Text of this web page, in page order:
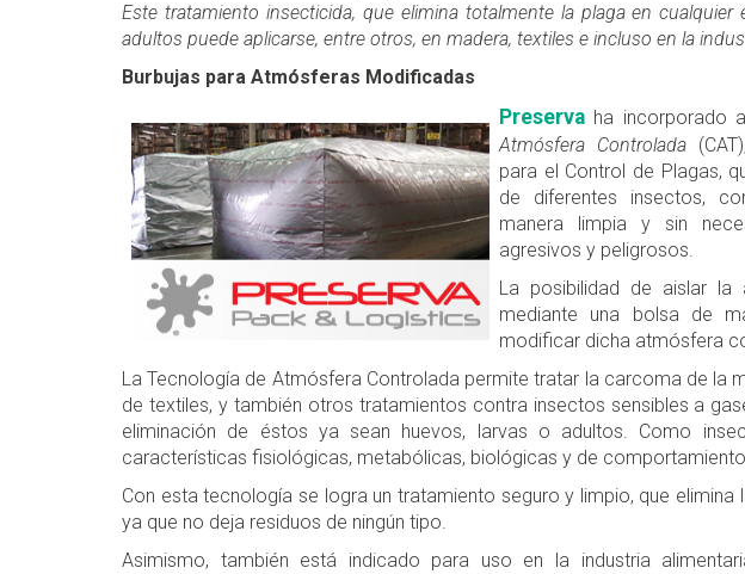
Este tratamiento insecticida, que elimina totalmente la plaga en cualquier
adultos puede aplicarse, entre otros, en madera, textiles e incluso en la
Burbujas para Atmósferas Modificadas
Preserva ha incorporado
Atmósfera Controlada
para el Control de Plagas,
de diferentes insectos,
manera limpia y sin
agresivos y peligrosos.
La posibilidad de aislar
mediante una bolsa de
modificar dicha atmósfera
La Tecnología de Atmósfera Controlada permite tratar la carcoma de la
de textiles, y también otros tratamientos contra insectos sensibles a
eliminación de éstos ya sean huevos, larvas o adultos. Como
características fisiológicas, metabólicas, biológicas y de
Con esta tecnología se logra un tratamiento seguro y limpio, que elimina
ya que no deja residuos de ningún tipo.
Asimismo, también está indicado para uso en la industria